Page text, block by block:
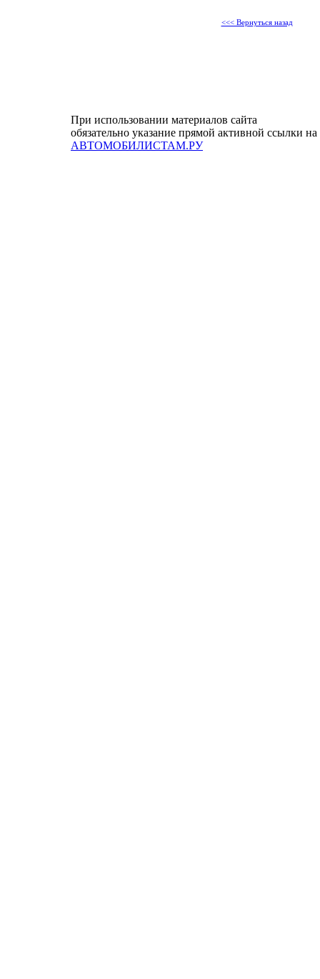
<<< Вернуться назад
При использовании материалов сайта
обязательно указание прямой активной ссылки на
АВТОМОБИЛИСТАМ.РУ